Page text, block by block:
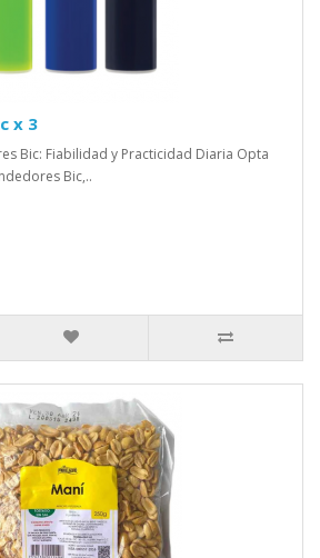
x 3
Bic: Fiabilidad y Practicidad Diaria Opta
Bic,..